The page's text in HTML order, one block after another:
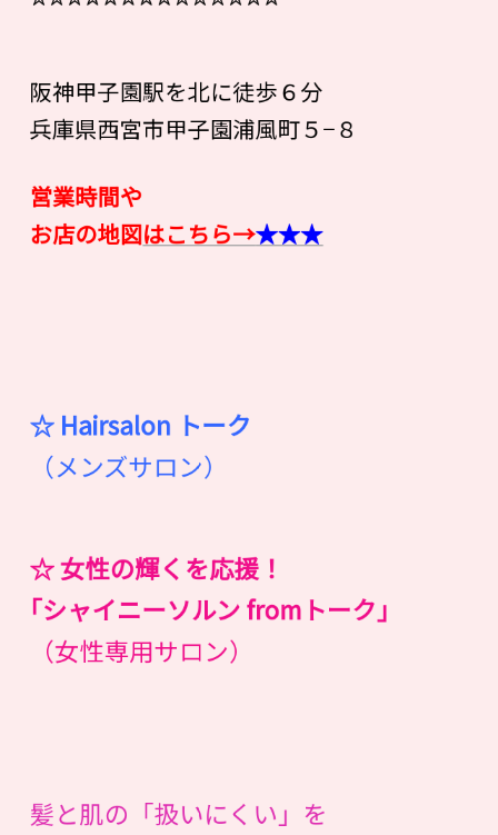
阪神甲子園駅を北に徒歩６分
兵庫県西宮市甲子園浦風町５−８
営業時間や
お店の地図はこちら→★★★
☆ Hairsalon トーク
（メンズサロン）
☆ 女性の輝くを応援！
｢シャイニーソルン fromトーク｣
（女性専用サロン）
髪と肌の「扱いにくい」を